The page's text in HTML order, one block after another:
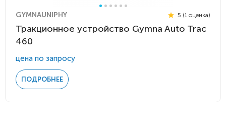
GYMNAUNIPHY 5 (1 оценка)
Тракционное устройство Gymna Auto Trac
460
цена по запросу
ПОДРОБНЕЕ